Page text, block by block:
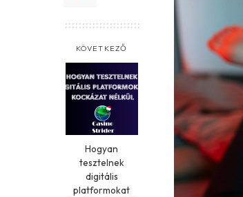
KÖVETKEZŐ
Hogyan
tesztelnek
digitális
platformokat